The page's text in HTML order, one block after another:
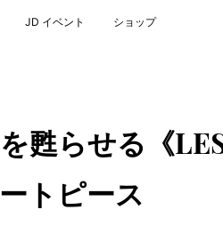
JD イベント ショップ
甦らせる《
トピース